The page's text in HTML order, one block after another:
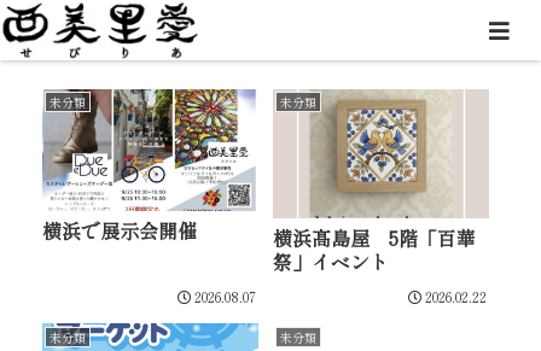
未分類
未分類
横浜で展示会開催
2026.08.07
未分類
横浜髙島屋 5階「百華
祭」イベント
2026.02.22
未分類 未分類